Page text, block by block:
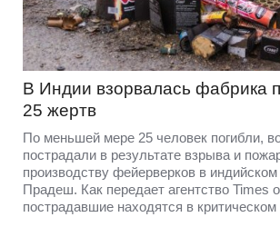
В Индии взорвалась фабрика
25 жертв
По меньшей мере 25 человек погибли,
пострадали в результате взрыва и
производству фейерверков в
Прадеш. Как передает агентство Times
пострадавшие находятся в критическом